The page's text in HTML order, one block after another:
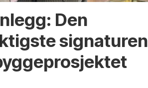
Den
signaturen